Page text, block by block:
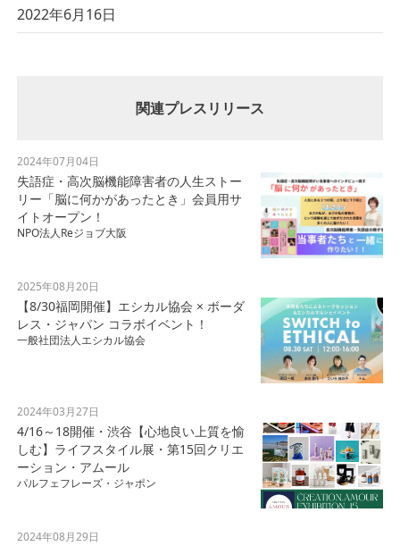
2022年6月16日
関連プレスリリース
2024年07月04日
失語症・高次脳機能障害者の人生ストー
リー「脳に何かがあったとき」会員用サ
イトオープン！
NPO法人Reジョブ大阪
2025年08月20日
【8/30福岡開催】エシカル協会 × ボーダ
レス・ジャパン コラボイベント！
一般社団法人エシカル協会
2024年03月27日
4/16～18開催・渋谷【心地良い上質を愉
しむ】ライフスタイル展・第15回クリエ
ーション・アムール
パルフェフレーズ・ジャポン
2024年08月29日